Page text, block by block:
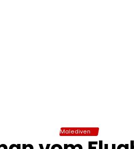
Malediven